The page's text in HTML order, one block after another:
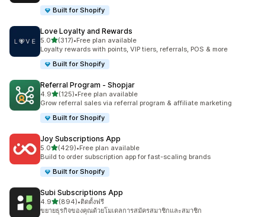
Built for Shopify
Love Loyalty and Rewards
5.0เต็ม 5 ดาว
(317)
ทั้งหมด 317 รีวิว
•Free plan available
Loyalty rewards with points, VIP tiers, referrals, POS & more
Built for Shopify
Referral Program ‑ Shopjar
4.9เต็ม 5 ดาว
(125)
ทั้งหมด 125 รีวิว
•Free plan available
Grow referral sales via referral program & affiliate marketing
Built for Shopify
Joy Subscriptions App
5.0เต็ม 5 ดาว
(429)
ทั้งหมด 429 รีวิว
•Free plan available
Build to order subscription app for fast-scaling brands
Built for Shopify
Subi Subscriptions App
4.9เต็ม 5 ดาว
(894)
ทั้งหมด 894 รีวิว
•ติดตั้งฟรี
ขยายธุรกิจของคุณด้วยโมเดลการสมัครสมาชิกและสมาชิก